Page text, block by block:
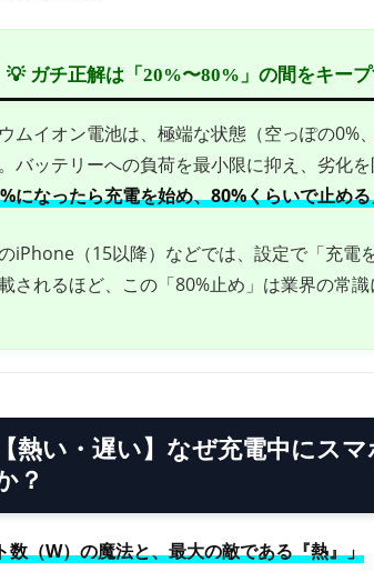
💡 ガチ正解は「20%〜80%」の間をキー
ムイオン電池は、極端な状態（空っぽの0%
バッテリーへの負荷を最小限に抑え、劣化
になったら充電を始め、80%くらいで止め
iPhone（15以降）などでは、設定で「充電
されるほど、この「80%止め」は業界の常識
熱い・遅い】なぜ充電中にス
？
数（W）の魔法と、最大の敵である『熱』」